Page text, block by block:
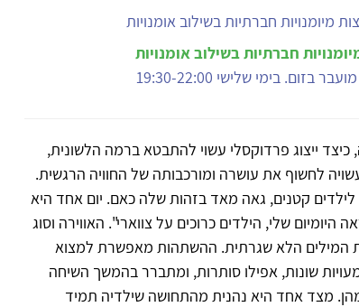
חברתיות בשילוב אומנויות
ייצוג פרדוקסלי עשוי להתבטא ברמה הלשונית,
לחשוף את עושרה ומורכבותה של החוויה הרגשית.
קטנים, גאה מאד בזהות שלה כאם. יום אחד היא
שלי, הילדים כרוכים על צווארי". האווירה וסוג
המילים הלא שגרתית. ההשתהות מאפשרת למצוא
שונות, אפילו סותרות, ומתברר בהמשך השיחה
מצד אחד היא נהנית מהתחושה שילדיה תמיד